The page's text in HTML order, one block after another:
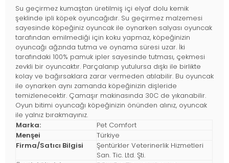
Su geçirmez kumaştan üretilmiş içi elyaf dolu kemik
şeklinde ipli köpek oyuncağıdır. Su geçirmez malzemesi
sayesinde köpeğiniz oyuncak ile oynarken salyası oyuncak
tarafından emilmediği için koku yapmaz, köpeğinizin
oyuncağı ağzında tutma ve oynama süresi uzar. İki
tarafındaki 100% pamuk ipler sayesinde tutması, çekmesi
zevkli bir oyuncaktır. Parçalanıp yutulursa dışkı ile birlikte
kolay ve bağırsaklara zarar vermeden atılabilir. Bu oyuncak
ile oynarken aynı zamanda köpeğinizin dişleride
temizlenecektir. Çamaşır makinasında 30C de yıkanabilir.
Oyun bitimi oyuncağı köpeğinizin önünden alınız, oyuncak
ile yalnız bırakmayınız.
Marka:
Pet Comfort
Menşei
Türkiye
Firma/Satıcı Bilgisi
Şentürkler Veterinerlik Hizmetleri
San. Tic. Ltd. Şti.